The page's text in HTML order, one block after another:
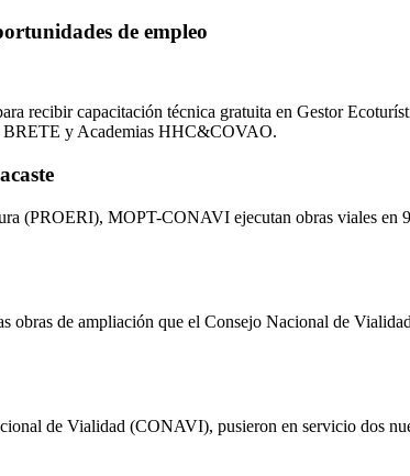
de empleo
recibir capacitación técnica gratuita en Gestor
BRETE y Academias HHC&COVAO.
(PROERI), MOPT-CONAVI ejecutan obras viales en
de ampliación que el Consejo Nacional de
de Vialidad (CONAVI), pusieron en servicio dos